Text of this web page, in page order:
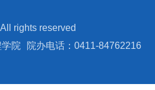
rights reserved
院
院办电话：0411-84762216